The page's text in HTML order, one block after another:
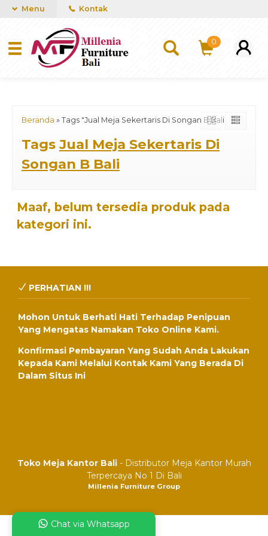
mUCn7CwGawCVTvwq7a99f4AgACOVgZvYEW65FFSDBf0
Menu Kontak
0
Beranda » Tags "Jual Meja Sekertaris Di Songan B Bali"
Tags Jual Meja Sekertaris Di
Songan B Bali
Maaf, belum tersedia produk pada
kategori ini.
PERHATIAN !!!
Mohon Untuk Berhati Hati Terhadap Penipuan
Yang Mengatas Namakan Toko Online Kami.
Konfirmasi Pembayaran Yang Sudah Anda Lakukan
Kepada Kami Melalui Kontak Kami Yang Berada Di
Dalam Situs Ini
Toko Meja Kantor Bali- Distributor Meja Kantor Murah
Terpercaya No 1 Di Bali
Millenia Furniture Group
Chat via Whatsapp